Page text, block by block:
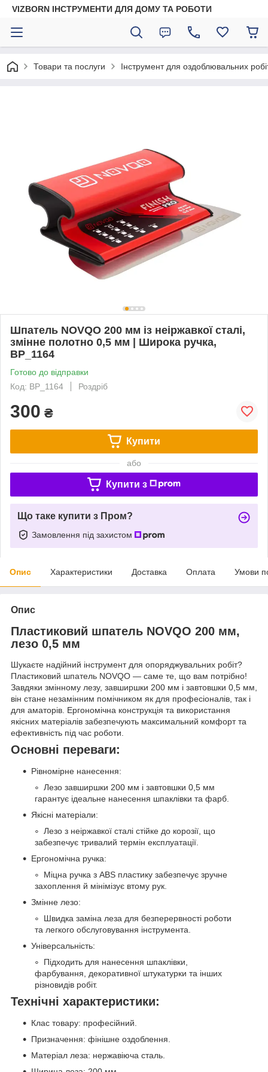
VIZBORN ІНСТРУМЕНТИ ДЛЯ ДОМУ ТА РОБОТИ
Товари та послуги Інструмент для оздоблювальних
Шпатель NOVQO 200 мм із неіржавкої сталі,
змінне полотно 0,5 мм | Широка ручка,
BP_1164
Готово до відправки
Код: BP_1164
Роздріб
300 ₴
Купити
або
Купити з
Що таке купити з Пром?
Замовлення під захистом
Опис Характеристики Доставка Оплата Умови
Опис
Пластиковий шпатель NOVQO 200 мм,
лезо 0,5 мм
Шукаєте надійний інструмент для опоряджувальних робіт?
Пластиковий шпатель NOVQO — саме те, що вам потрібно!
Завдяки змінному лезу, завширшки 200 мм і завтовшки 0,5 мм,
він стане незамінним помічником як для професіоналів, так і
для аматорів. Ергономічна конструкція та використання
якісних матеріалів забезпечують максимальний комфорт та
ефективність під час роботи.
Основні переваги:
Рівномірне нанесення:
Лезо завширшки 200 мм і завтовшки 0,5 мм
гарантує ідеальне нанесення шпаклівки та фарб.
Якісні матеріали:
Лезо з неіржавкої сталі стійке до корозії, що
забезпечує тривалий термін експлуатації.
Ергономічна ручка:
Міцна ручка з ABS пластику забезпечує зручне
захоплення й мінімізує втому рук.
Змінне лезо:
Швидка заміна леза для безперервності роботи
та легкого обслуговування інструмента.
Універсальність:
Підходить для нанесення шпаклівки,
фарбування, декоративної штукатурки та інших
різновидів робіт.
Технічні характеристики:
Клас товару: професійний.
Призначення: фінішне оздоблення.
Матеріал леза: нержавіюча сталь.